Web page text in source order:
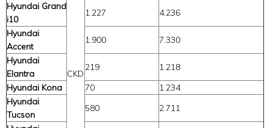
Hyundai Grand
i10
CKD
1.227
4.236
Hyundai
Accent
1.900
7.330
Hyundai
Elantra
219
1.218
Hyundai Kona
70
1.234
Hyundai
Tucson
580
2.711